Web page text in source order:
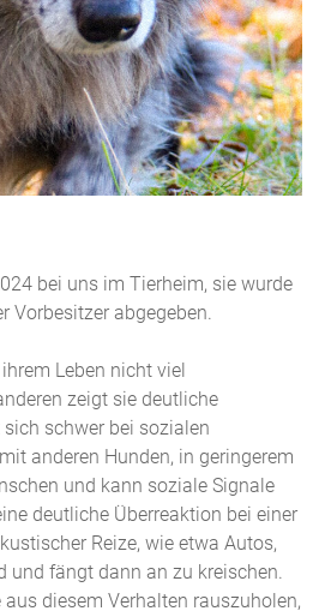
bei uns im Tierheim, sie wurde
Vorbesitzer abgegeben.
Leben nicht viel
zeigt sie deutliche
schwer bei sozialen
anderen Hunden, in geringerem
und kann soziale Signale
deutliche Überreaktion bei einer
Reize, wie etwa Autos,
und fängt dann an zu kreischen.
diesem Verhalten rauszuholen,